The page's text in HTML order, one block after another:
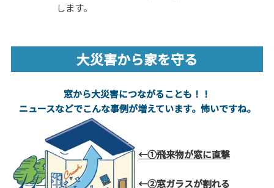
します。
大災害から家を守る
窓から大災害につながることも！！
ニュースなどでこんな事例が増えています。怖いですね。
←①飛来物が窓に直撃
←②窓ガラスが割れる